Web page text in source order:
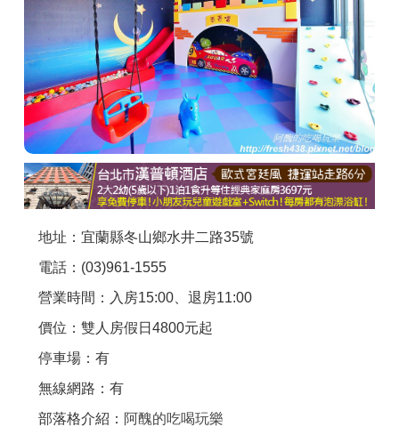
討論區
聯絡我們
APP下載
地址：宜蘭縣冬山鄉水井二路35號
電話：(03)961-1555
營業時間：入房15:00、退房11:00
價位：雙人房假日4800元起
停車場：有
無線網路：有
部落格介紹： 阿醜的吃喝玩樂